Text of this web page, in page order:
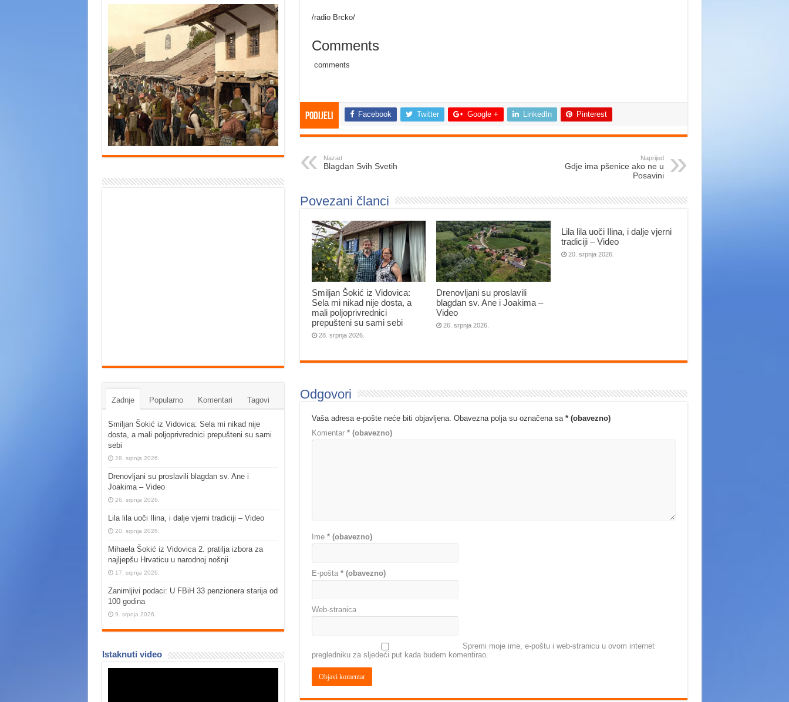
/radio Brcko/
Comments
comments
Podijeli Facebook Twitter Google + LinkedIn Pinterest
Nazad
Blagdan Svih Svetih
Naprijed
Gdje ima pšenice ako ne u
Posavini
Povezani članci
Smiljan Šokić iz Vidovica:
Sela mi nikad nije dosta, a
mali poljoprivrednici
prepušteni su sami sebi
28. srpnja 2026.
Drenovljani su proslavili
blagdan sv. Ane i Joakima –
Video
26. srpnja 2026.
Lila lila uoči Ilina, i dalje vjerni
tradiciji – Video
20. srpnja 2026.
Odgovori
Vaša adresa e-pošte neće biti objavljena. Obavezna polja su označena sa * (obavezno)
Komentar * (obavezno)
Ime * (obavezno)
E-pošta * (obavezno)
Web-stranica
Spremi moje ime, e-poštu i web-stranicu u ovom internet
pregledniku za sljedeći put kada budem komentirao.
Zadnje Popularno Komentari Tagovi
Smiljan Šokić iz Vidovica: Sela mi nikad nije
dosta, a mali poljoprivrednici prepušteni su sami
sebi
28. srpnja 2026.
Drenovljani su proslavili blagdan sv. Ane i
Joakima – Video
26. srpnja 2026.
Lila lila uoči Ilina, i dalje vjerni tradiciji – Video
20. srpnja 2026.
Mihaela Šokić iz Vidovica 2. pratilja izbora za
najljepšu Hrvaticu u narodnoj nošnji
17. srpnja 2026.
Zanimljivi podaci: U FBiH 33 penzionera starija od
100 godina
9. srpnja 2026.
Istaknuti video